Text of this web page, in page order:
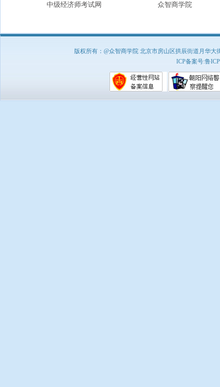
中级经济师考试网
众智商学院
版权所有：@众智商学院 北京市房山区拱辰街道月华
ICP备案号:鲁